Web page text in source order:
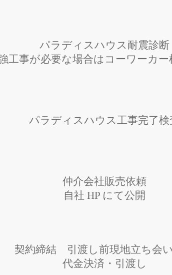
パラディスハウス耐震診断
工事が必要な場合はコーワーカー
パラディスハウス工事完了検
仲介会社販売依頼
自社 HP にて公開
契約締結 引渡し前現地立ち会
代金決済・引渡し